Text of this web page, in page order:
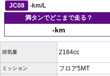
JC08
-km/L
満タンでどこまで走る？
-km
排気量 2184cc
ミッション フロア5MT